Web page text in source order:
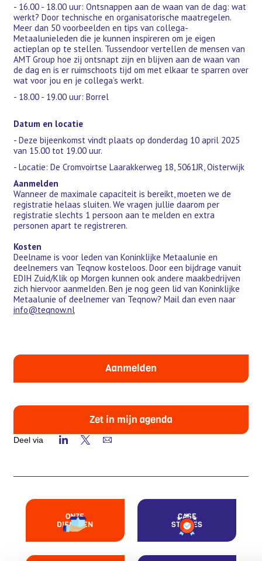
- 16.00 - 18.00 uur: Ontsnappen aan de waan van de dag: wat
werkt? Door technische en organisatorische maatregelen.
Meer dan 50 voorbeelden en tips van collega-
Metaalunieleden die je kunnen inspireren om je eigen
actieplan op te stellen. Tussendoor vertellen de mensen van
AMT Group hoe zij ontsnapt zijn en blijven aan de waan van
de dag en is er ruimschoots tijd om met elkaar te sparren over
wat voor jou en je collega’s werkt.
- 18.00 - 19.00 uur: Borrel
Datum en locatie
- Deze bijeenkomst vindt plaats op donderdag 10 april 2025
van 15.00 tot 19.00 uur.
- Locatie: De Cromvoirtse Laarakkerweg 18, 5061JR, Oisterwijk
Aanmelden
Wanneer de maximale capaciteit is bereikt, moeten we de
registratie helaas sluiten. We vragen jullie daarom per
registratie slechts 1 persoon aan te melden en extra
personen apart te registreren.
Kosten
Deelname is voor leden van Koninklijke Metaalunie en
deelnemers van Teqnow kosteloos. Door een bijdrage vanuit
EDIH Zuid/Klik op Morgen kunnen ook andere maakbedrijven
zich hiervoor aanmelden. Ben je nog geen lid van Koninklijke
Metaalunie of deelnemer van Teqnow? Mail dan even naar
info@teqnow.nl
Aanmelden
Zet in mijn agenda
Deel via
ONZE
DIENSTEN
CASE
STUDIES